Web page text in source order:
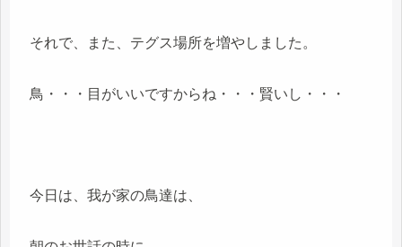
それで、また、テグス場所を増やしました。
鳥・・・目がいいですからね・・・賢いし・・・
今日は、我が家の鳥達は、